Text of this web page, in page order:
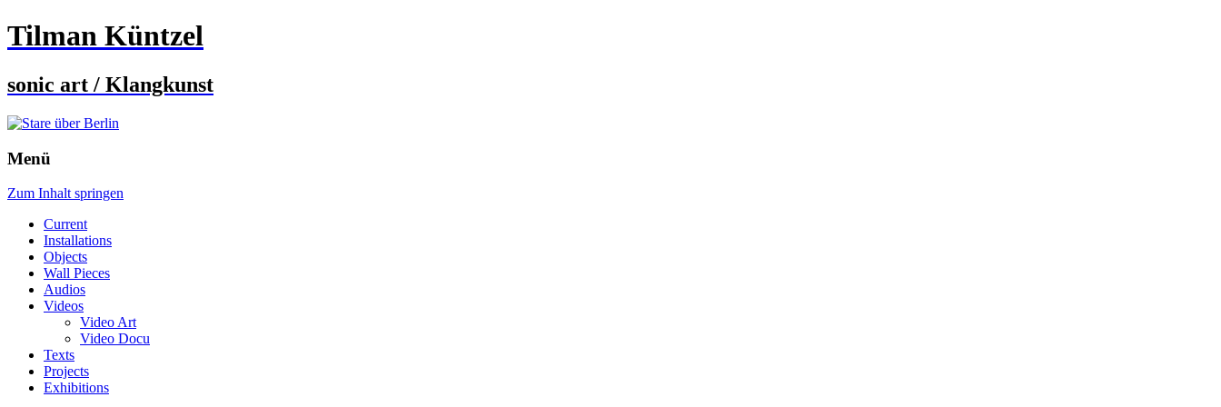
Tilman Küntzel
sonic art / Klangkunst
Menü
Zum Inhalt springen
Current
Installations
Objects
Wall Pieces
Audios
Videos
Video Art
Video Docu
Texts
Projects
Exhibitions